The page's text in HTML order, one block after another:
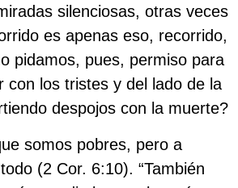
silenciosas, otras veces
es apenas eso, recorrido,
pidamos, pues, permiso para
con los tristes y del lado de la
despojos con la muerte?
somos pobres, pero a
(2 Cor. 6:10). “También